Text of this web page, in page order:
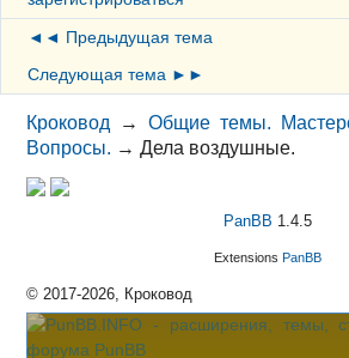
◄◄ Предыдущая тема
Следующая тема ►►
Кроковод →Общие темы.
Вопросы. →Дела воздушные.
PanBB 1.4.5
Extensions PanBB
© 2017-2026, Кроковод